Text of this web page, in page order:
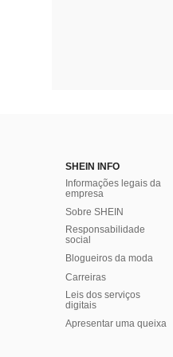
SHEIN INFO
Informações legais da
empresa
Sobre SHEIN
Responsabilidade
social
Blogueiros da moda
Carreiras
Leis dos serviços
digitais
Apresentar uma queixa